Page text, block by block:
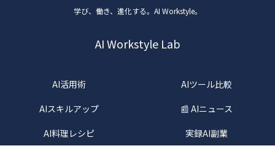
学び、働き、進化する。AI Workstyle。
AI Workstyle Lab
AI活用術
AIツール比較
AIスキルアップ
📰 AIニュース
AI料理レシピ
実録AI副業